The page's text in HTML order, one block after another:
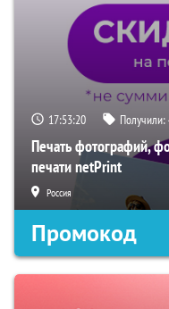
17:53:20 Получили:
Печать фотографий,
печати netPrint
Россия
Промокод